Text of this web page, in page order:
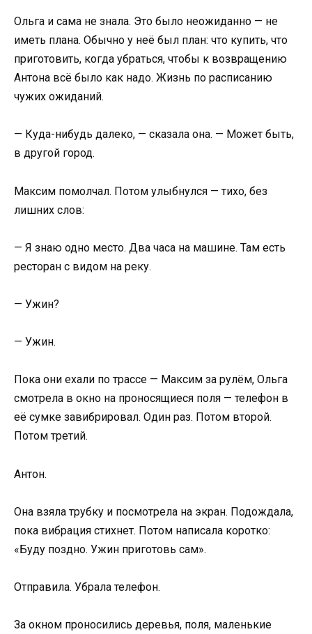
Ольга и сама не знала. Это было неожиданно — не
иметь плана. Обычно у неё был план: что купить, что
приготовить, когда убраться, чтобы к возвращению
Антона всё было как надо. Жизнь по расписанию
чужих ожиданий.
— Куда-нибудь далеко, — сказала она. — Может быть,
в другой город.
Максим помолчал. Потом улыбнулся — тихо, без
лишних слов:
— Я знаю одно место. Два часа на машине. Там есть
ресторан с видом на реку.
— Ужин?
— Ужин.
Пока они ехали по трассе — Максим за рулём, Ольга
смотрела в окно на проносящиеся поля — телефон в
её сумке завибрировал. Один раз. Потом второй.
Потом третий.
Антон.
Она взяла трубку и посмотрела на экран. Подождала,
пока вибрация стихнет. Потом написала коротко:
«Буду поздно. Ужин приготовь сам».
Отправила. Убрала телефон.
За окном проносились деревья, поля, маленькие